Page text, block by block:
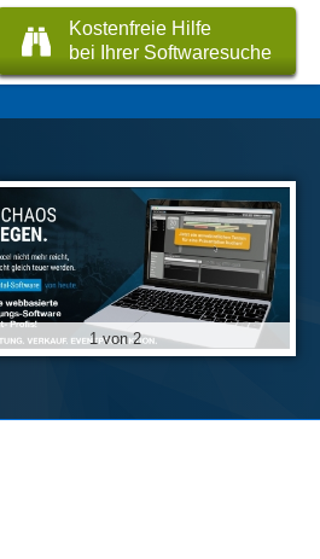
Kostenfreie Hilfe
bei Ihrer Softwaresuche
1 von 2